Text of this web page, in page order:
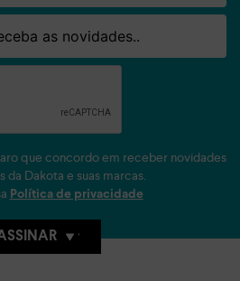
que concordo em receber novidades
Dakota e suas marcas.
Política de privacidade